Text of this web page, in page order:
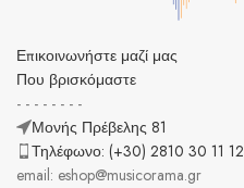
Επικοινωνήστε μαζί μας
Που βρισκόμαστε
- - - - - - - -
Μονής Πρέβελης 81
Τηλέφωνο: (+30) 2810 30 11 12
email: eshop@musicorama.gr